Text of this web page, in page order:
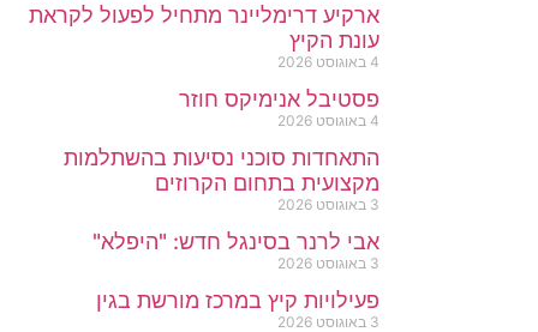
ארקיע דרימליינר מתחיל לפעול לקראת
עונת הקיץ
4 באוגוסט 2026
פסטיבל אנימיקס חוזר
4 באוגוסט 2026
התאחדות סוכני נסיעות בהשתלמות
מקצועית בתחום הקרוזים
3 באוגוסט 2026
אבי לרנר בסינגל חדש: "היפלא"
3 באוגוסט 2026
פעילויות קיץ במרכז מורשת בגין
3 באוגוסט 2026